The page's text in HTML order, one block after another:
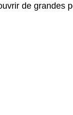
de grandes